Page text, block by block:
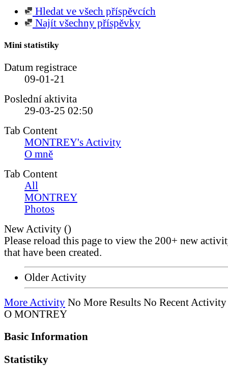
Hledat ve všech příspěvcích
Najít všechny příspěvky
Mini statistiky
Datum registrace
09-01-21
Poslední aktivita
29-03-25 02:50
Tab Content
MONTREY's Activity
O mně
Tab Content
All
MONTREY
Photos
New Activity ()
Please reload this page to view the 200+ new
that have been created.
Older Activity
More Activity No More Results No Recent Activity
O MONTREY
Basic Information
Statistiky